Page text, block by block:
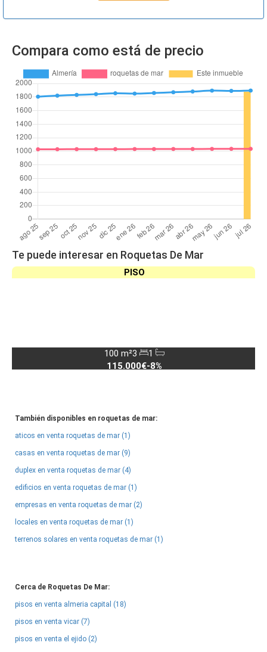
Compara como está de precio
Te puede interesar en Roquetas De Mar
PISO
100 m²3
1
115.000€-8%
También disponibles en roquetas de mar:
aticos en venta roquetas de mar (1)
casas en venta roquetas de mar (9)
duplex en venta roquetas de mar (4)
edificios en venta roquetas de mar (1)
empresas en venta roquetas de mar (2)
locales en venta roquetas de mar (1)
terrenos solares en venta roquetas de mar (1)
Cerca de Roquetas De Mar:
pisos en venta almeria capital (18)
pisos en venta vicar (7)
pisos en venta el ejido (2)